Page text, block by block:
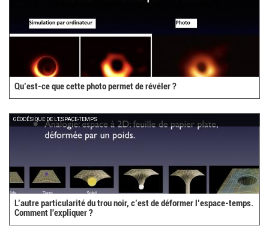
Qu’est-ce que cette photo permet de révéler ?
GÉODÉSIQUE DE L'ESPACE-TEMPS
L’autre particularité du trou noir, c’est de déformer l’espace-temps.
Comment l'expliquer ?